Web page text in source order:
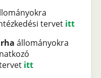
tervet itt
állományokra
itt